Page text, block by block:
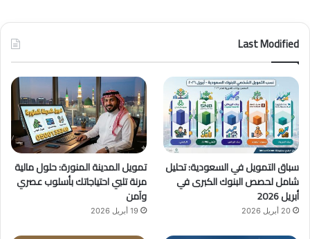
و
ك
T
u
b
e
ق
ر
ا
م
Last Modified
سباق التمويل في السعودية: تحليل
شامل لحصص البنوك الكبرى في
أبريل 2026
20 أبريل 2026
تمويل المدينة المنورة: حلول مالية
مرنة تلبي احتياجاتك بأسلوب عصري
وآمن
19 أبريل 2026